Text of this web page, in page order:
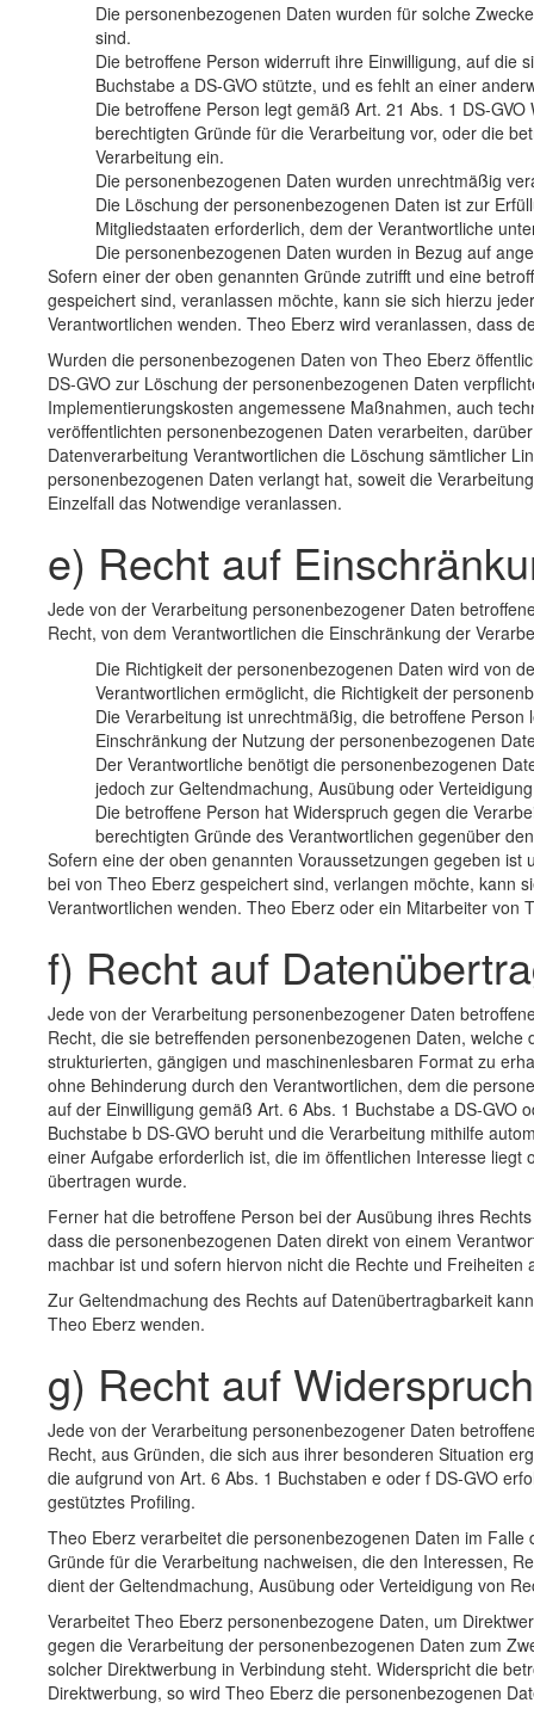
Die personenbezogenen Daten wurden für solche
sind.
Die betroffene Person widerruft ihre Einwilligung, auf die
Buchstabe a DS-GVO stützte, und es fehlt an einer
Die betroffene Person legt gemäß Art. 21 Abs. 1 DS-
berechtigten Gründe für die Verarbeitung vor, oder die
Verarbeitung ein.
Die personenbezogenen Daten wurden unrechtmäßig
Die Löschung der personenbezogenen Daten ist zur
Mitgliedstaaten erforderlich, dem der Verantwortliche
Die personenbezogenen Daten wurden in Bezug auf
Sofern einer der oben genannten Gründe zutrifft und eine
gespeichert sind, veranlassen möchte, kann sie sich hierzu
Verantwortlichen wenden. Theo Eberz wird veranlassen, dass
Wurden die personenbezogenen Daten von Theo Eberz
DS-GVO zur Löschung der personenbezogenen Daten
Implementierungskosten angemessene Maßnahmen, auch
veröffentlichten personenbezogenen Daten verarbeiten,
Datenverarbeitung Verantwortlichen die Löschung sämtlicher
personenbezogenen Daten verlangt hat, soweit die
Einzelfall das Notwendige veranlassen.
e) Recht auf
Jede von der Verarbeitung personenbezogener Daten
Recht, von dem Verantwortlichen die Einschränkung der
Die Richtigkeit der personenbezogenen Daten wird von
Verantwortlichen ermöglicht, die Richtigkeit der
Die Verarbeitung ist unrechtmäßig, die betroffene
Einschränkung der Nutzung der personenbezogenen
Der Verantwortliche benötigt die personenbezogenen
jedoch zur Geltendmachung, Ausübung oder
Die betroffene Person hat Widerspruch gegen die
berechtigten Gründe des Verantwortlichen gegenüber
Sofern eine der oben genannten Voraussetzungen gegeben
bei von Theo Eberz gespeichert sind, verlangen möchte, kann
Verantwortlichen wenden. Theo Eberz oder ein Mitarbeiter
f) Recht auf
Jede von der Verarbeitung personenbezogener Daten
Recht, die sie betreffenden personenbezogenen Daten,
strukturierten, gängigen und maschinenlesbaren Format zu
ohne Behinderung durch den Verantwortlichen, dem die
auf der Einwilligung gemäß Art. 6 Abs. 1 Buchstabe a DS-GVO
Buchstabe b DS-GVO beruht und die Verarbeitung mithilfe
einer Aufgabe erforderlich ist, die im öffentlichen Interesse
übertragen wurde.
Ferner hat die betroffene Person bei der Ausübung ihres
dass die personenbezogenen Daten direkt von einem
machbar ist und sofern hiervon nicht die Rechte und
Zur Geltendmachung des Rechts auf Datenübertragbarkeit
Theo Eberz wenden.
g) Recht auf Widerspruch
Jede von der Verarbeitung personenbezogener Daten
Recht, aus Gründen, die sich aus ihrer besonderen Situation
die aufgrund von Art. 6 Abs. 1 Buchstaben e oder f DS-GVO
gestütztes Profiling.
Theo Eberz verarbeitet die personenbezogenen Daten im
Gründe für die Verarbeitung nachweisen, die den Interessen,
dient der Geltendmachung, Ausübung oder Verteidigung von
Verarbeitet Theo Eberz personenbezogene Daten, um
gegen die Verarbeitung der personenbezogenen Daten zum
solcher Direktwerbung in Verbindung steht. Widerspricht die
Direktwerbung, so wird Theo Eberz die personenbezogenen